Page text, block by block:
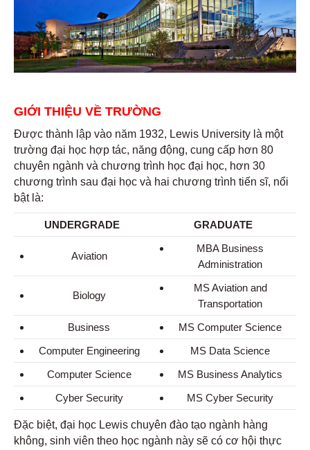
GIỚI THIỆU VỀ TRƯỜNG
Được thành lập vào năm 1932, Lewis University là một
trường đại học hợp tác, năng động, cung cấp hơn 80
chuyên ngành và chương trình học đại học, hơn 30
chương trình sau đại học và hai chương trình tiến sĩ, nổi
bật là:
UNDERGRADE GRADUATE
Aviation
MBA Business
Administration
Biology
MS Aviation and
Transportation
Business
MS Computer Science
Computer Engineering
MS Data Science
Computer Science
MS Business Analytics
Cyber Security
MS Cyber Security
Đặc biệt, đại học Lewis chuyên đào tạo ngành hàng
không, sinh viên theo học ngành này sẽ có cơ hội thực